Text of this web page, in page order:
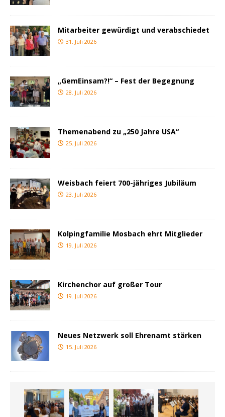
Mitarbeiter gewürdigt und verabschiedet
31. Juli 2026
„GemEinsam?!“ – Fest der Begegnung
28. Juli 2026
Themenabend zu „250 Jahre USA“
25. Juli 2026
Weisbach feiert 700-jähriges Jubiläum
23. Juli 2026
Kolpingfamilie Mosbach ehrt Mitglieder
19. Juli 2026
Kirchenchor auf großer Tour
19. Juli 2026
Neues Netzwerk soll Ehrenamt stärken
15. Juli 2026